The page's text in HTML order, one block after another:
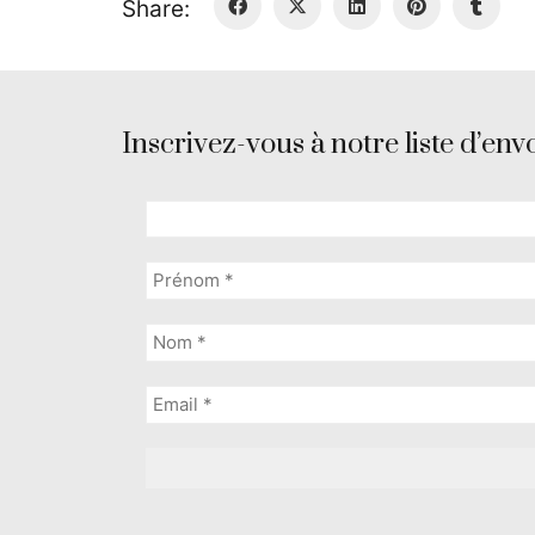
Share:
Inscrivez-vous à notre liste